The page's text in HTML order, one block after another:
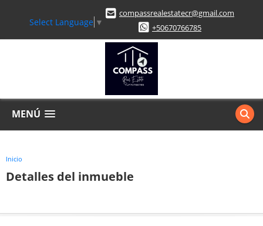
Select Language ▼
compassrealestatecr@gmail.com
+50670766785
MENÚ
Inicio
Detalles del inmueble